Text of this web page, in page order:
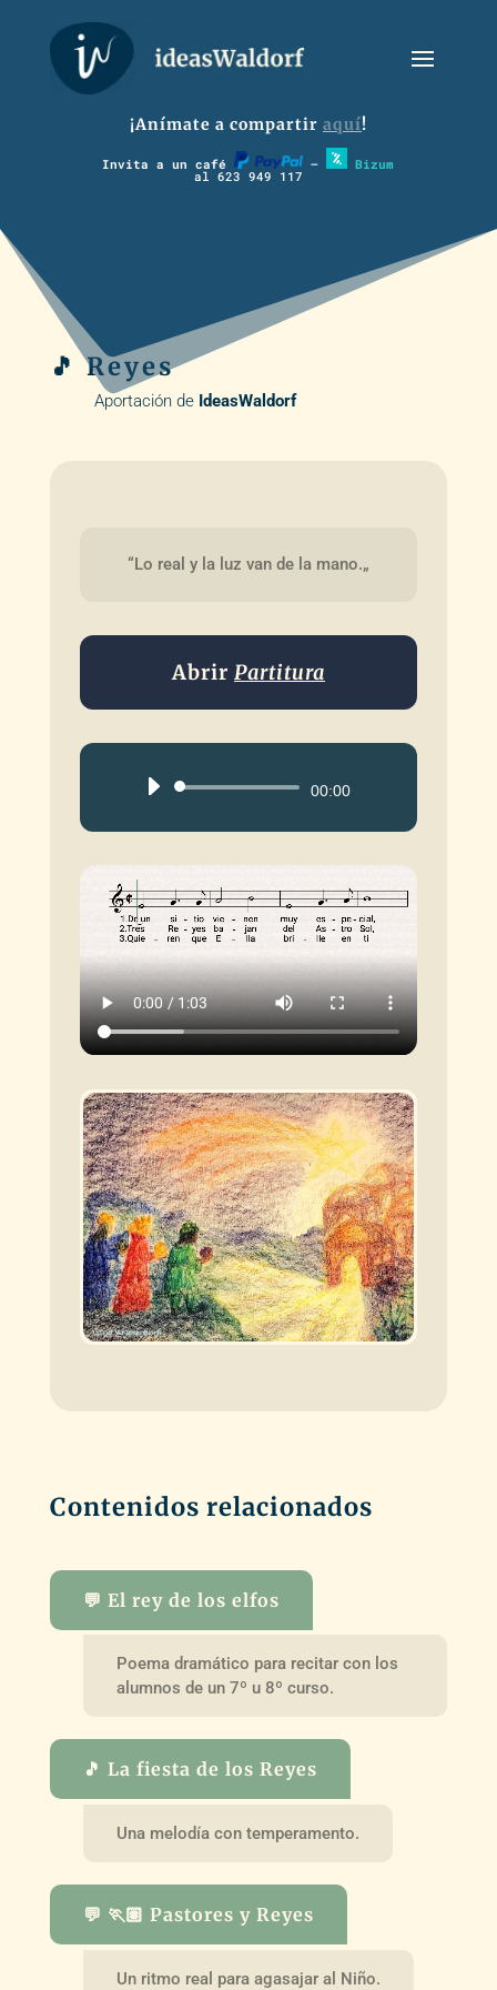
¡Anímate a compartir aquí!
Invita a un café – Bizum
al 623 949 117
🎵 Reyes
Aportación de IdeasWaldorf
“Lo real y la luz van de la mano.„
Abrir Partitura
Reproductor00:00
Contenidos relacionados
💬 El rey de los elfos
Poema dramático para recitar con los
alumnos de un 7º u 8º curso.
🎵 La fiesta de los Reyes
Una melodía con temperamento.
💬 🏃🏽 Pastores y Reyes
Un ritmo real para agasajar al Niño.